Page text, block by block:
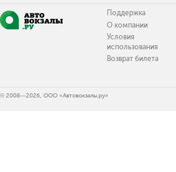
Поддержка
О компании
Условия
использования
Возврат билета
© 2008—2026, ООО «Автовокзалы.ру»